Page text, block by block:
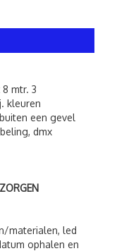
mtr. 3
kleuren
een gevel
dmx
materialen, led
ophalen en